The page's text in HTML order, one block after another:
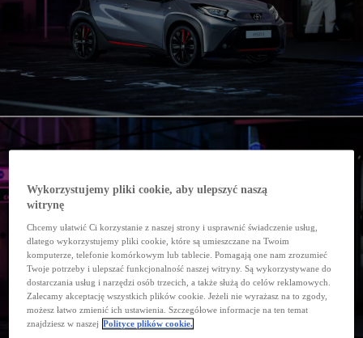
Wykorzystujemy pliki cookie, aby ulepszyć naszą
witrynę
Chcemy ułatwić Ci korzystanie z naszej strony i usprawnić świadczenie usług,
dlatego wykorzystujemy pliki cookie, które są umieszczane na Twoim
komputerze, telefonie komórkowym lub tablecie. Pomagają one nam zrozumieć
Twoje potrzeby i ulepszać funkcjonalność naszej witryny. Są wykorzystywane do
dostarczania usług i narzędzi osób trzecich, a także służą do celów reklamowych.
Zalecamy akceptację wszystkich plików cookie. Jeżeli nie wyrażasz na to zgody,
możesz łatwo zmienić ich ustawienia. Szczegółowe informacje na ten temat
znajdziesz w naszej Polityce plików cookie.